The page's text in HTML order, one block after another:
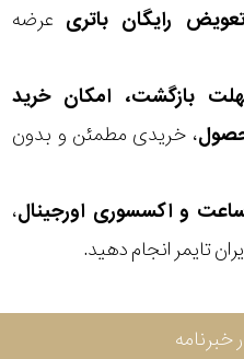
عرضه
۳۰ روز مهلت بازگشت، امکان خرید
، خریدی مطمئن و بدون
،
تایمر انجام دهید.